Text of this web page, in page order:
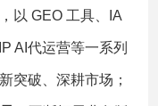
以 GEO 工具、IA
AI代运营等一系列
突破、深耕市场；